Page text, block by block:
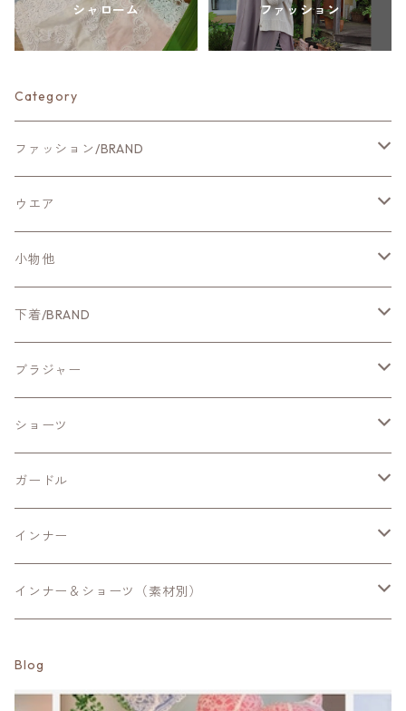
シャローム
ファッション
Category
ファッション/BRAND
新作ファッション
CYNICAL
NUS
Qtume
Mitefabrica
Aeca Blanc
ManueReve
trois
ウエア
アウター
カットソー・Tシャツ
ブラウス・シャツ
ニット
ワンピース・チュニック
パンツ
スカート
小物他
ホームグッズ
ファッション小物
下着/BRAND
新作ランジェリー
ChasneyBeautyチェスニービューティー
シカゴレース
ソフィア・シカゴプレステージ
ZERMATTツェルマット
Shalomシャローム
Linge de Hランジュドアッシュ-サポート
HANAMORIハナモリ
ブラジャー
ワイヤー入りブラ
ノンワイヤーブラ
ノンレースブラ
ナイト用・ブラキャミ
補正ブラ【万能】
ショーツ
スッポリショーツ
Mサイズ
Lサイズ
スタンダードショーツ
Sサイズ
Lサイズ
ヒップハングショーツ
Lサイズ
Sサイズ
サポートショーツ
ガードル
ショートガードル
ロングガードル
インナー
キャミ・タンクトップ
袖付きインナー
インナー＆ショーツ（素材別）
Mサイズ
コットン綿混・シルク混
Blog